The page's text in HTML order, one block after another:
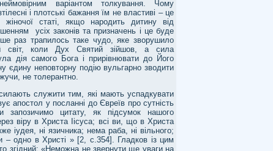
варіантом толкування. Чому
і плотські бажання їм не властиві – це
статі, якщо народить дитину від
усіх законів та призначень і це буде
раз трапилось таке чудо, яке зворушило
світ, коли Дух Святий зійшов, а сила
дія самого Бога і прирівнювати до Його
єдину неповторну подію вульгарно зводити
не толерантно.
служити тим, які мають успадкувати
апостол у посланні до Євреїв про сутність
запозичимо цитату, як підсумок нашого
віру в Христа Іісуса; всі ви, що в Христа
іудея, ні язичника; нема раба, ні вільного;
– одно в Христі » [2, с.354]. Гладков із цим
згідний: «Неможна не звернути ще уваги на